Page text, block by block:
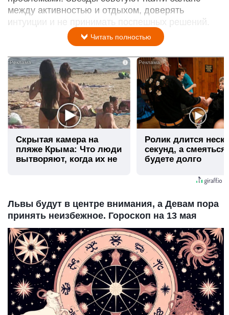
между активностью и отдыхом, доверять
интуиции и не принимать поспешных решений.
Читать полностью
i
Скрытая камера на
пляже Крыма: Что люди
вытворяют, когда их не
Ролик длится
секунд, а
будете долго
Львы будут в центре внимания, а Девам пора
принять неизбежное. Гороскоп на 13 мая